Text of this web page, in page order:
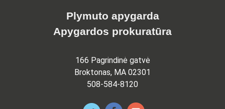
Plymuto apygarda
Apygardos prokuratūra
166 Pagrindinė gatvė
Broktonas, MA 02301
508-584-8120